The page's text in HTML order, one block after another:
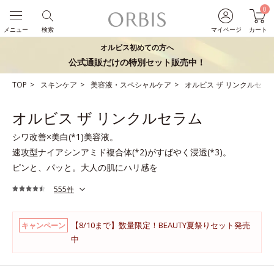
マイページ
0
カート
検索
メニュー
オルビス初めての方へ
公式通販だけの特別セット販売中！
TOP スキンケア 美容液・スペシャルケア オルビス ザ リンクルセラ
オルビス ザ リンクルセラム
シワ改善×美白(*1)美容液。
速攻型ナイアシンアミド複合体(*2)がすばやく浸透(*3)。
ピンと、パッと。大人の肌にハリ感を
555件
キャンペーン
【8/10まで】数量限定！BEAUTY夏祭りセット発売
中